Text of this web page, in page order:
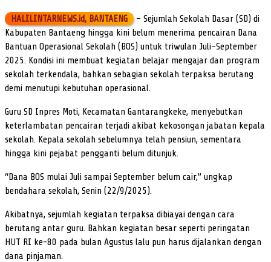
HALILINTARNEWS.id, BANTAENG – Sejumlah Sekolah Dasar (SD) di
Kabupaten Bantaeng hingga kini belum menerima pencairan Dana
Bantuan Operasional Sekolah (BOS) untuk triwulan Juli–September
2025. Kondisi ini membuat kegiatan belajar mengajar dan program
sekolah terkendala, bahkan sebagian sekolah terpaksa berutang
demi menutupi kebutuhan operasional.
Guru SD Inpres Moti, Kecamatan Gantarangkeke, menyebutkan
keterlambatan pencairan terjadi akibat kekosongan jabatan kepala
sekolah. Kepala sekolah sebelumnya telah pensiun, sementara
hingga kini pejabat pengganti belum ditunjuk.
“Dana BOS mulai Juli sampai September belum cair,” ungkap
bendahara sekolah, Senin (22/9/2025).
Akibatnya, sejumlah kegiatan terpaksa dibiayai dengan cara
berutang antar guru. Bahkan kegiatan besar seperti peringatan
HUT RI ke-80 pada bulan Agustus lalu pun harus dijalankan dengan
dana pinjaman.